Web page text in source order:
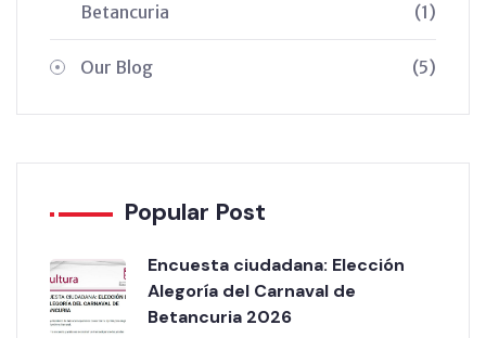
Betancuria
(1)
Our Blog (5)
Popular Post
Encuesta ciudadana: Elección
Alegoría del Carnaval de
Betancuria 2026